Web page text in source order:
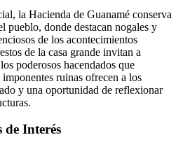
la Hacienda de Guanamé conserva
pueblo, donde destacan nogales y
de los acontecimientos
de la casa grande invitan a
poderosos hacendados que
ruinas ofrecen a los
y una oportunidad de reflexionar
de Interés